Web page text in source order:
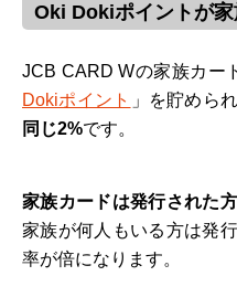
Oki Dokiポイントが家
JCB CARD Wの家族カー
Dokiポイント 」を貯めら
同じ2%です。
家族カードは発行された
家族が何人もいる方は発
率が倍になります。